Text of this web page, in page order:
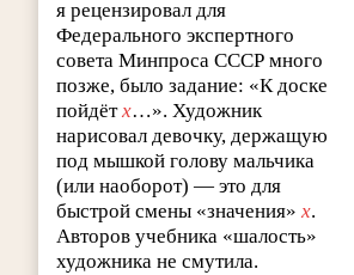
я рецензировал для
Федерального экспертного
совета Минпроса СССР много
позже, было задание: «К доске
пойдётх…». Художник
нарисовал девочку, держащую
под мышкой голову мальчика
(или наоборот) — это для
быстрой смены «значения»х.
Авторов учебника «шалость»
художника не смутила.